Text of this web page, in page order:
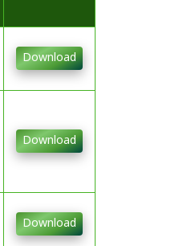
Download
Download
Download